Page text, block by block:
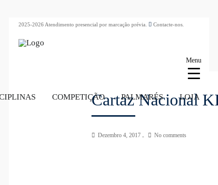
2025-2026 Atendimento presencial por marcação prévia. Contacte-nos.
COMPETIÇÃO PALMARÉS LOJA
Cartaz Nacional
Dezembro 4, 2017 No comments
Menu